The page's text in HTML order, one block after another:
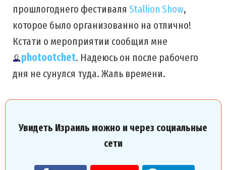
прошлогоднего фестиваля Stallion Show,
которое было организованно на отлично!
Кстати о мероприятии сообщил мне
photootchet. Надеюсь он после рабочего
дня не сунулся туда. Жаль времени.
Увидеть Израиль можно и через социальные
сети